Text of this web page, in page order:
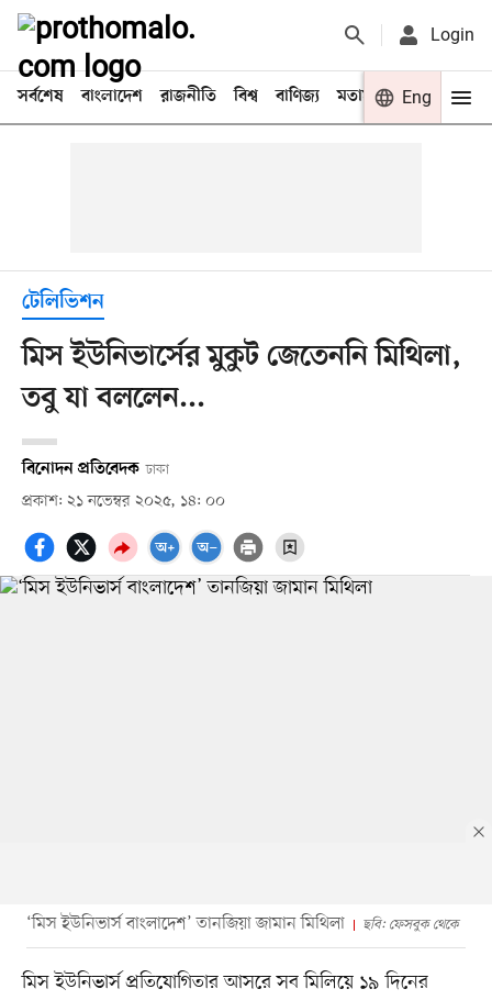
Login
সর্বশেষ বাংলাদেশ রাজনীতি বিশ্ব বাণিজ্য মতামত খেলা
Eng
টেলিভিশন
মিস ইউনিভার্সের মুকুট জেতেননি মিথিলা,
তবু যা বললেন...
বিনোদন প্রতিবেদক ঢাকা
প্রকাশ: ২১ নভেম্বর ২০২৫, ১৪: ০০
‘মিস ইউনিভার্স বাংলাদেশ’ তানজিয়া জামান মিথিলা ছবি: ফেসবুক থেকে
মিস ইউনিভার্স প্রতিযোগিতার আসরে সব মিলিয়ে ১৯ দিনের